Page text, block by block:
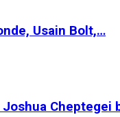
Usain Bolt,…
Joshua Cheptegei